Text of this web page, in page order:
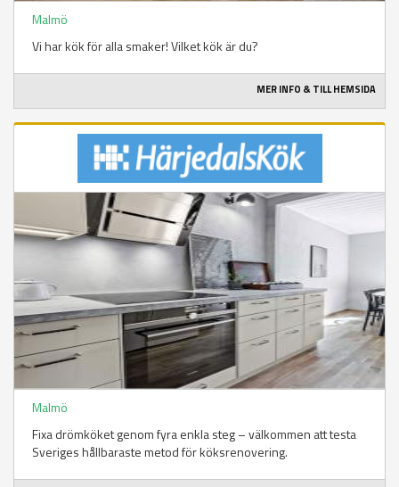
Malmö
Vi har kök för alla smaker! Vilket kök är du?
MER INFO & TILL HEMSIDA
Malmö
Fixa drömköket genom fyra enkla steg – välkommen att testa
Sveriges hållbaraste metod för köksrenovering.